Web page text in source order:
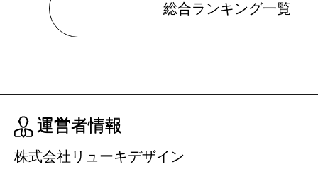
総合ランキング一覧
運営者情報
株式会社リューキデザイン